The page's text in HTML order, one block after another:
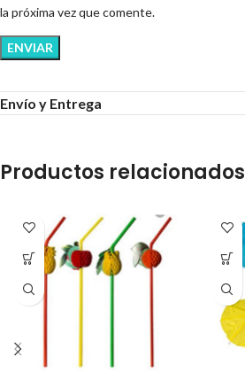
la próxima vez que comente.
Envío y Entrega
Productos relacionados